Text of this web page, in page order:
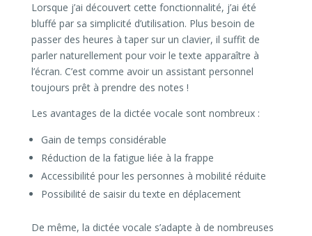
Lorsque j’ai découvert cette fonctionnalité, j’ai été
bluffé par sa simplicité d’utilisation. Plus besoin de
passer des heures à taper sur un clavier, il suffit de
parler naturellement pour voir le texte apparaître à
l’écran. C’est comme avoir un assistant personnel
toujours prêt à prendre des notes !
Les avantages de la dictée vocale sont nombreux :
Gain de temps considérable
Réduction de la fatigue liée à la frappe
Accessibilité pour les personnes à mobilité réduite
Possibilité de saisir du texte en déplacement
De même, la dictée vocale s’adapte à de nombreuses